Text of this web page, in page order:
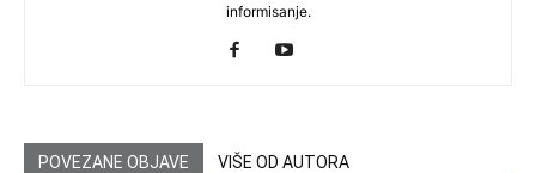
informisanje.
POVEZANE OBJAVE VIŠE OD AUTORA